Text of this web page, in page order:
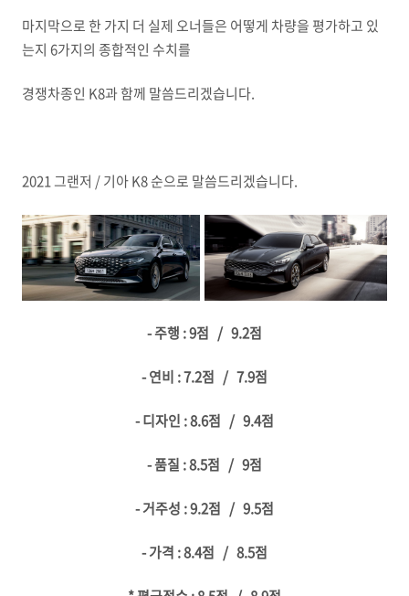
마지막으로 한 가지 더 실제 오너들은 어떻게 차량을 평가하고 있
는지 6가지의 종합적인 수치를
경쟁차종인 K8과 함께 말씀드리겠습니다.
2021 그랜저 / 기아 K8 순으로 말씀드리겠습니다.
- 주행 : 9점 / 9.2점
- 연비 : 7.2점 / 7.9점
- 디자인 : 8.6점 / 9.4점
- 품질 : 8.5점 / 9점
- 거주성 : 9.2점 / 9.5점
- 가격 : 8.4점 / 8.5점